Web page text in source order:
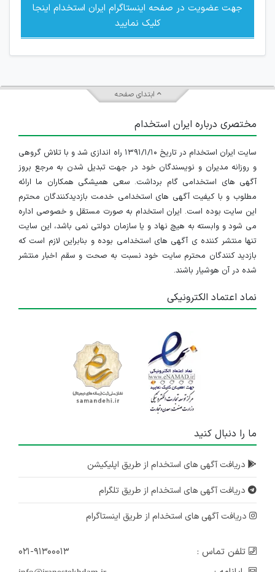
جهت عضویت در صفحه اینستاگرام ایران استخدام اینجا
کلیک نمایید
ابتدای صفحه
مختصری درباره ایران استخدام
سایت ایران استخدام در تاریخ ۱۳۹۱/۱/۱۰ راه اندازی شد و با تلاش گروهی
و روزانه مدیران و نویسندگان خود در جهت تبدیل شدن به مرجع بروز
آگهی های استخدامی گام برداشت. سعی همیشگی همکاران ما ارائه
مطلوب و با کیفیت آگهی های استخدامی خدمت بازدیدکنندگان محترم
این سایت بوده است. ایران استخدام به صورت مستقل و خصوصی اداره
می شود و وابسته به هیچ نهاد و یا سازمان دولتی نمی باشد، این سایت
تنها منتشر کننده ی آگهی های استخدامی بوده و بنابراین لازم است که
بازدید کنندگان محترم سایت خود نسبت به صحت و سقم اخبار منتشر
شده در آن هوشیار باشند.
نماد اعتماد الکترونیکی
ما را دنبال کنید
دریافت آگهی های استخدام از طریق اپلیکیشن
دریافت آگهی های استخدام از طریق تلگرام
دریافت آگهی های استخدام از طریق اینستاگرام
تلفن تماس :
۰۲۱-۹۱۳۰۰۰۱۳